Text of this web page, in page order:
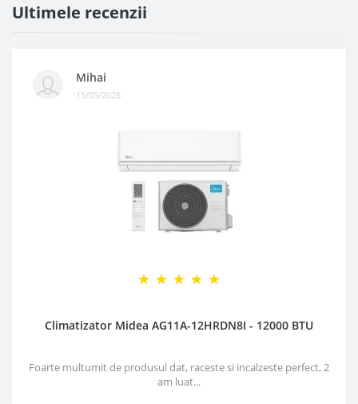
Ultimele recenzii
Mihai
15/05/2026
Climatizator Midea AG11A-12HRDN8I - 12000 BTU
Foarte multumit de produsul dat, raceste si incalzeste perfect, 2
am luat...